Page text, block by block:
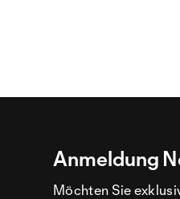
Anmeldung
Möchten Sie